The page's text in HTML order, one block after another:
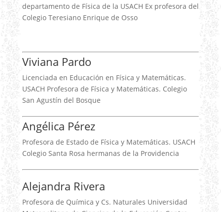
departamento de Física de la USACH Ex profesora del
Colegio Teresiano Enrique de Osso
Viviana Pardo
Licenciada en Educación en Física y Matemáticas.
USACH Profesora de Física y Matemáticas. Colegio
San Agustín del Bosque
Angélica Pérez
Profesora de Estado de Física y Matemáticas. USACH
Colegio Santa Rosa hermanas de la Providencia
Alejandra Rivera
Profesora de Química y Cs. Naturales Universidad